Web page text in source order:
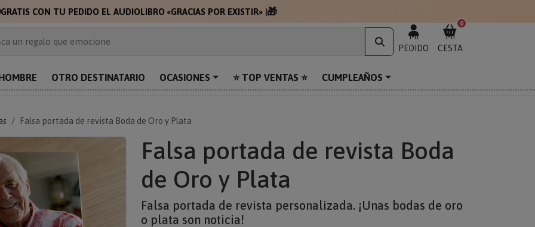
GRATIS CON TU PEDIDO EL AUDIOLIBRO «GRACIAS POR EXISTIR» 🎁
un regalo que emocione
personalizados para sorprender
MI
PEDIDO
0
MI
CESTA
OTRO DESTINATARIO OCASIONES ⭐ TOP VENTAS ⭐ CUMPLEAÑOS
Falsa portada de revista Boda de Oro y Plata
Falsa portada de revista Boda
de Oro y Plata
Falsa portada de revista personalizada. ¡Unas bodas de oro
o plata son noticia!